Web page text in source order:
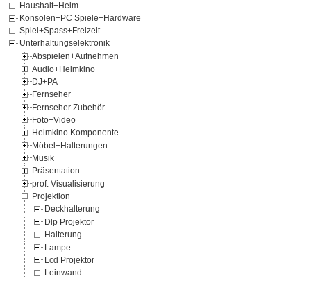
Haushalt+Heim
Konsolen+PC Spiele+Hardware
Spiel+Spass+Freizeit
Unterhaltungselektronik
Abspielen+Aufnehmen
Audio+Heimkino
DJ+PA
Fernseher
Fernseher Zubehör
Foto+Video
Heimkino Komponente
Möbel+Halterungen
Musik
Präsentation
prof. Visualisierung
Projektion
Deckhalterung
Dlp Projektor
Halterung
Lampe
Lcd Projektor
Leinwand